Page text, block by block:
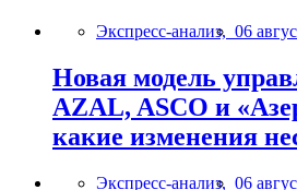
Экспресс-анализ, 06
Новая модель
AZAL, ASCO и
какие изменения
Экспресс-анализ, 06